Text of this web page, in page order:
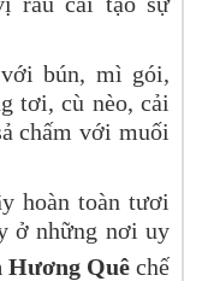
bún, mì gói,
tơi, cù nèo, cải
chấm với muối
hoàn toàn tươi
ở những nơi uy
Hương Quêchế